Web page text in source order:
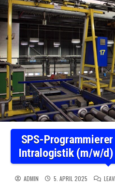
SPS-
Intralogistik (m/w/
ADMIN 5. APRIL 2025